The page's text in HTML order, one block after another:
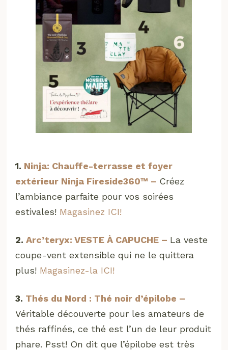
1. Ninja: Chauffe-terrasse et foyer
extérieur Ninja Fireside360™ – Créez
l’ambiance parfaite pour vos soirées
estivales! Magasinez ICI!
2.Arc’teryx: VESTE À CAPUCHE – La veste
coupe-vent extensible qui ne le quittera
plus! Magasinez-la ICI!
3. Thés du Nord : Thé noir d’épilobe –
Véritable découverte pour les amateurs de
thés raffinés, ce thé est l’un de leur produit
phare. Psst! On dit que l’épilobe est très